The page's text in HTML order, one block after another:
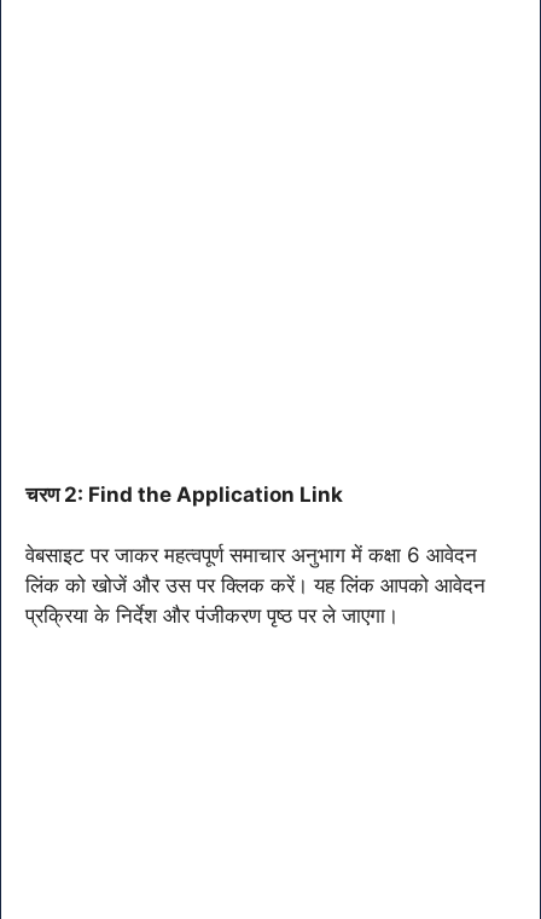
चरण 2: Find the Application Link
वेबसाइट पर जाकर महत्वपूर्ण समाचार अनुभाग में कक्षा 6 आवेदन
लिंक को खोजें और उस पर क्लिक करें। यह लिंक आपको आवेदन
प्रक्रिया के निर्देश और पंजीकरण पृष्ठ पर ले जाएगा।